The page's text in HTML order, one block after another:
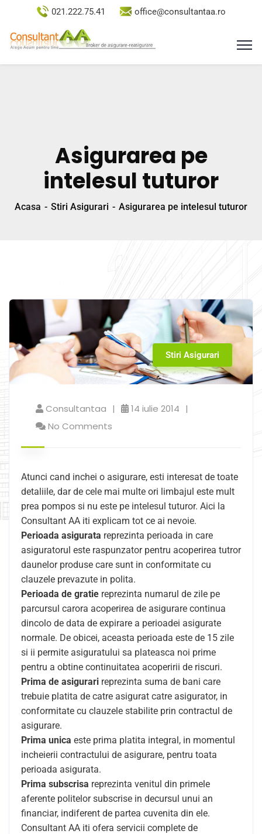
021.222.75.41 office@consultantaa.ro
Asigurarea pe
intelesul tuturor
Acasa Stiri Asigurari Asigurarea pe intelesul tuturor
Stiri Asigurari
Consultantaa
14 iulie 2014
No Comments
Atunci cand inchei o asigurare, esti interesat de toate
detaliile, dar de cele mai multe ori limbajul este mult
prea pompos si nu este pe intelesul tuturor. Aici la
Consultant AA iti explicam tot ce ai nevoie.
Perioada asigurata reprezinta perioada in care
asiguratorul este raspunzator pentru acoperirea tutror
daunelor produse care sunt in conformitate cu
clauzele prevazute in polita.
Perioada de gratie reprezinta numarul de zile pe
parcursul carora acoperirea de asigurare continua
dincolo de data de expirare a perioadei asigurate
normale. De obicei, aceasta perioada este de 15 zile
si ii permite asiguratului sa plateasca noi prime
pentru a obtine continuitatea acoperirii de riscuri.
Prima de asigurari reprezinta suma de bani care
trebuie platita de catre asigurat catre asigurator, in
conformitate cu clauzele stabilite prin contractul de
asigurare.
Prima unica este prima platita integral, in momentul
incheierii contractului de asigurare, pentru toata
perioada asigurata.
Prima subscrisa reprezinta venitul din primele
aferente politelor subscrise in decursul unui an
financiar, indiferent de partea cuvenita din ele.
Consultant AA iti ofera servicii complete de